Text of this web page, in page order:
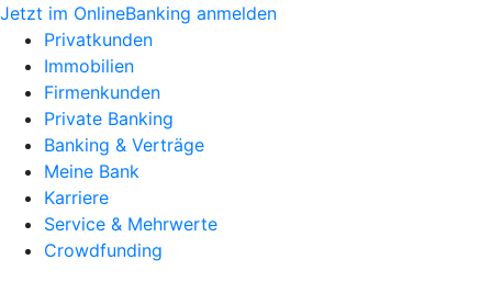
Jetzt im OnlineBanking anmelden
Privatkunden
Immobilien
Firmenkunden
Private Banking
Banking & Verträge
Meine Bank
Karriere
Service & Mehrwerte
Crowdfunding